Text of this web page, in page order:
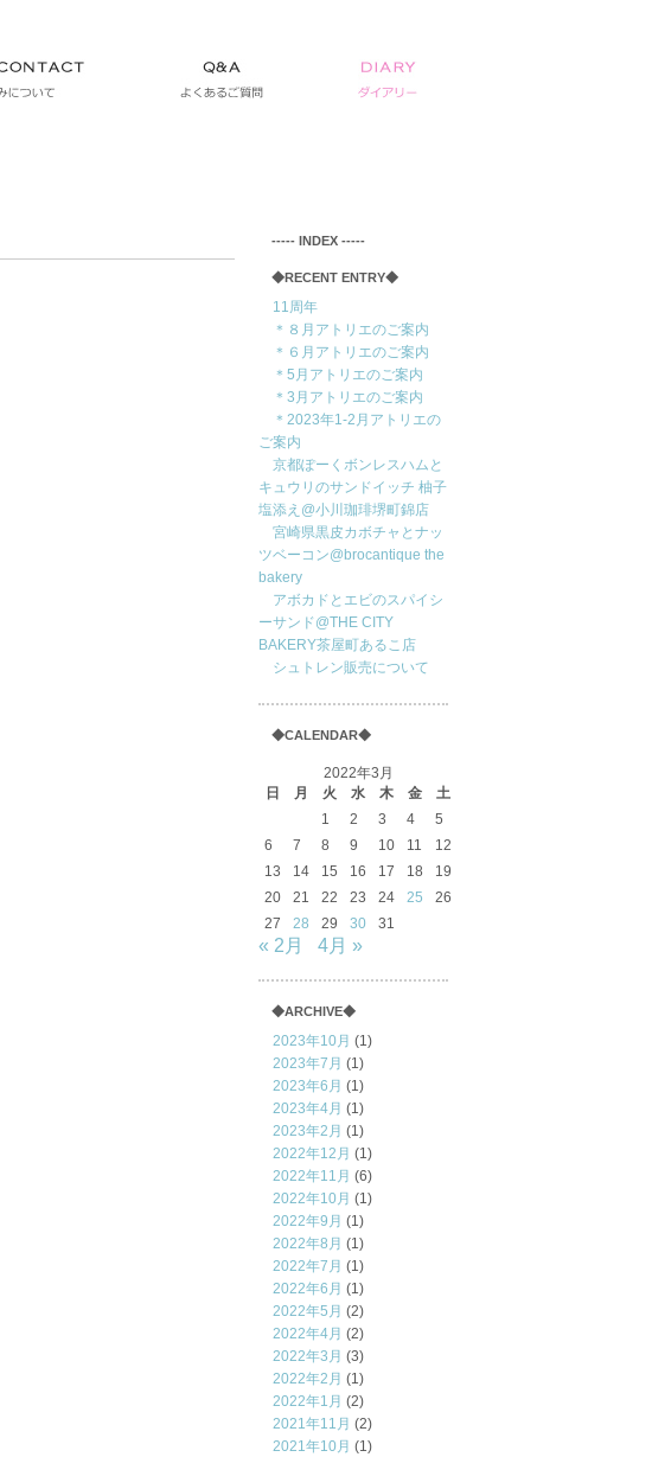
‐‐‐‐‐ INDEX ‐‐‐‐‐
◆RECENT ENTRY◆
11周年
＊８月アトリエのご案内
＊６月アトリエのご案内
＊5月アトリエのご案内
＊3月アトリエのご案内
＊2023年1-2月アトリエの
ご案内
京都ぽーくボンレスハムと
キュウリのサンドイッチ 柚子
塩添え@小川珈琲堺町錦店
宮崎県黒皮カボチャとナッ
ツベーコン@brocantique the
bakery
アボカドとエビのスパイシ
ーサンド@THE CITY
BAKERY茶屋町あるこ店
シュトレン販売について
◆CALENDAR◆
2022年3月
日
月 火 水 木 金
土
1
2 3 4
5
6
7 8 9 10 11
12
13
14 15 16 17 18
19
20
21 22 23 24 25
26
27
28 29 30 31
« 2月 4月 »
◆ARCHIVE◆
2023年10月 (1)
2023年7月 (1)
2023年6月 (1)
2023年4月 (1)
2023年2月 (1)
2022年12月 (1)
2022年11月 (6)
2022年10月 (1)
2022年9月 (1)
2022年8月 (1)
2022年7月 (1)
2022年6月 (1)
2022年5月 (2)
2022年4月 (2)
2022年3月 (3)
2022年2月 (1)
2022年1月 (2)
2021年11月 (2)
2021年10月 (1)